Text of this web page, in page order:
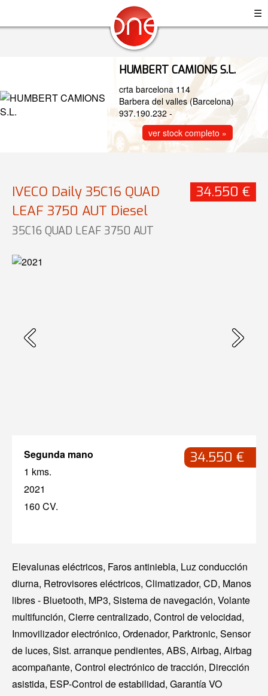
☰
HUMBERT CAMIONS S.L.
crta barcelona 114
Barbera del valles (Barcelona)
937.190.232 -
ver stock completo »
IVECO Daily 35C16 QUAD
LEAF 3750 AUT Diesel
35C16 QUAD LEAF 3750 AUT
34.550 €
Segunda mano
1 kms.
2021
160 CV.
34.550 €
Elevalunas eléctricos, Faros antiniebla, Luz conducción
diurna, Retrovisores eléctricos, Climatizador, CD, Manos
libres - Bluetooth, MP3, Sistema de navegación, Volante
multifunción, Cierre centralizado, Control de velocidad,
Inmovilizador electrónico, Ordenador, Parktronic, Sensor
de luces, Sist. arranque pendientes, ABS, Airbag, Airbag
acompañante, Control electrónico de tracción, Dirección
asistida, ESP-Control de estabilidad, Garantía VO